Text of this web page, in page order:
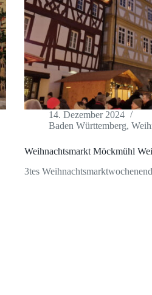
14. Dezember 2024
Baden Württemberg,
Weihnachtsmarkt Möckmühl
3tes